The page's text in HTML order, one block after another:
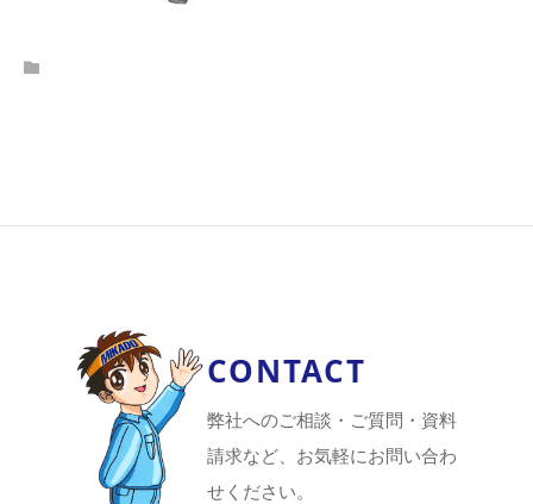
CONTACT
弊社へのご相談・ご質問・資料
請求など、お気軽にお問い合わ
せください。